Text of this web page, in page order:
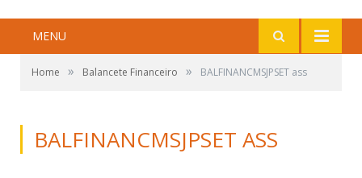
MENU
Home » Balancete Financeiro » BALFINANCMSJPSET ass
BALFINANCMSJPSET ASS